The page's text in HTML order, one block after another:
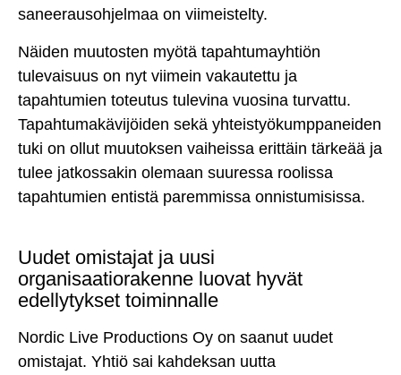
saneerausohjelmaa on viimeistelty.
Näiden muutosten myötä tapahtumayhtiön
tulevaisuus on nyt viimein vakautettu ja
tapahtumien toteutus tulevina vuosina turvattu.
Tapahtumakävijöiden sekä yhteistyökumppaneiden
tuki on ollut muutoksen vaiheissa erittäin tärkeää ja
tulee jatkossakin olemaan suuressa roolissa
tapahtumien entistä paremmissa onnistumisissa.
Uudet omistajat ja uusi
organisaatiorakenne luovat hyvät
edellytykset toiminnalle
Nordic Live Productions Oy on saanut uudet
omistajat. Yhtiö sai kahdeksan uutta